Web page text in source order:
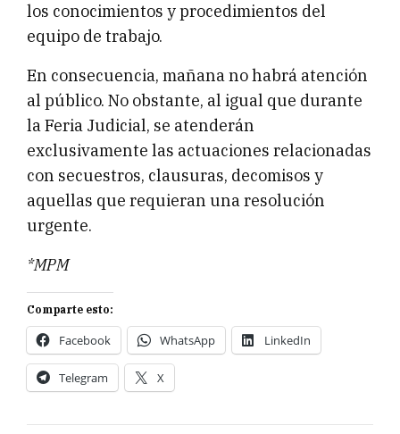
los conocimientos y procedimientos del
equipo de trabajo.
En consecuencia, mañana no habrá atención
al público. No obstante, al igual que durante
la Feria Judicial, se atenderán
exclusivamente las actuaciones relacionadas
con secuestros, clausuras, decomisos y
aquellas que requieran una resolución
urgente.
*MPM
Comparte esto:
Facebook WhatsApp LinkedIn
Telegram X